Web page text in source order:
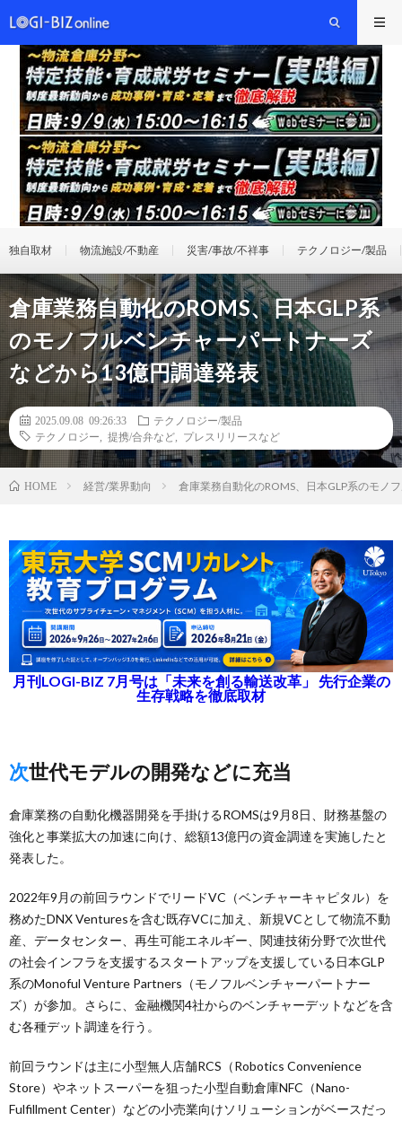
独自取材 物流施設/不動産 災害/事故/不祥事 テクノロジー/製品
倉庫業務自動化のROMS、日本GLP系
のモノフルベンチャーパートナーズ
などから13億円調達発表
2025.09.08 09:26:33
テクノロジー/製品
テクノロジー
提携/合弁など プレスリリースなど
HOME 経営/業界動向 倉庫業務自動化のROMS、日本GLP系のモノ
月刊LOGI-BIZ 7月号は「未来を創る輸送改革」 先行企業の
生存戦略を徹底取材
次世代モデルの開発などに充当
倉庫業務の自動化機器開発を手掛けるROMSは9月8日、財務基盤の
強化と事業拡大の加速に向け、総額13億円の資金調達を実施したと
発表した。
2022年9月の前回ラウンドでリードVC（ベンチャーキャピタル）を
務めたDNX Venturesを含む既存VCに加え、新規VCとして物流不動
産、データセンター、再生可能エネルギー、関連技術分野で次世代
の社会インフラを支援するスタートアップを支援している日本GLP
系のMonoful Venture Partners（モノフルベンチャーパートナー
ズ）が参加。さらに、金融機関4社からのベンチャーデットなどを含
む各種デット調達を行う。
前回ラウンドは主に小型無人店舗RCS（Robotics Convenience
Store）やネットスーパーを狙った小型自動倉庫NFC（Nano-
Fulfillment Center）などの小売業向けソリューションがベースだっ